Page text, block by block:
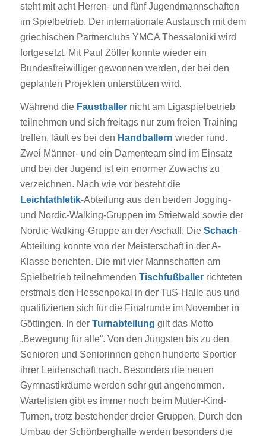
steht mit acht Herren- und fünf Jugendmannschaften
im Spielbetrieb. Der internationale Austausch mit dem
griechischen Partnerclubs YMCA Thessaloniki wird
fortgesetzt. Mit Paul Zöller konnte wieder ein
Bundesfreiwilliger gewonnen werden, der bei den
geplanten Projekten unterstützen wird.
Während die Faustballernicht am Ligaspielbetrieb
teilnehmen und sich freitags nur zum freien Training
treffen, läuft es bei den Handballern wieder rund.
Zwei Männer- und ein Damenteam sind im Einsatz
und bei der Jugend ist ein enormer Zuwachs zu
verzeichnen. Nach wie vor besteht die
Leichtathletik-Abteilung aus den beiden Jogging-
und Nordic-Walking-Gruppen im Strietwald sowie der
Nordic-Walking-Gruppe an der Aschaff. Die Schach-
Abteilung konnte von der Meisterschaft in der A-
Klasse berichten. Die mit vier Mannschaften am
Spielbetrieb teilnehmenden Tischfußballerrichteten
erstmals den Hessenpokal in der TuS-Halle aus und
qualifizierten sich für die Finalrunde im November in
Göttingen. In der Turnabteilung gilt das Motto
„Bewegung für alle“. Von den Jüngsten bis zu den
Senioren und Seniorinnen gehen hunderte Sportler
ihrer Leidenschaft nach. Besonders die neuen
Gymnastikräume werden sehr gut angenommen.
Wartelisten gibt es immer noch beim Mutter-Kind-
Turnen, trotz bestehender dreier Gruppen. Durch den
Umbau der Schönberghalle werden besonders die